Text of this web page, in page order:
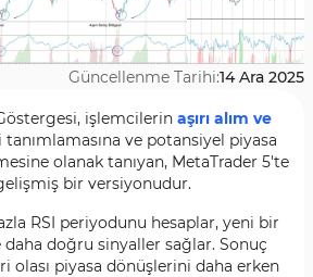
Güncellenme Tarihi:14 Ara 2025
işlemcilerin aşırı alım ve
ve potansiyel piyasa
olanak tanıyan, MetaTrader 5'te
bir versiyonudur.
RSI periyodunu hesaplar, yeni bir
doğru sinyaller sağlar. Sonuç
olası piyasa dönüşlerini daha erken